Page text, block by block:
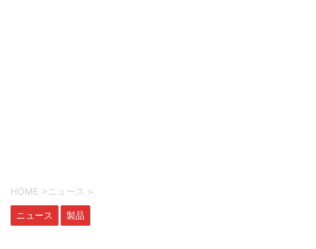
HOME > ニュース >
ニュース 製品